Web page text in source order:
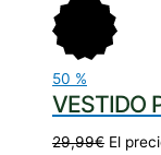
50 %
VESTIDO
29,99€ El